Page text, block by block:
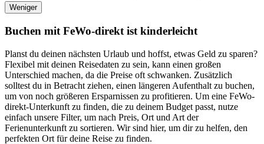
Weniger
Buchen mit FeWo-direkt ist kinderleicht
Planst du deinen nächsten Urlaub und hoffst, etwas Geld zu sparen?
Flexibel mit deinen Reisedaten zu sein, kann einen großen
Unterschied machen, da die Preise oft schwanken. Zusätzlich
solltest du in Betracht ziehen, einen längeren Aufenthalt zu buchen,
um von noch größeren Ersparnissen zu profitieren. Um eine FeWo-
direkt-Unterkunft zu finden, die zu deinem Budget passt, nutze
einfach unsere Filter, um nach Preis, Ort und Art der
Ferienunterkunft zu sortieren. Wir sind hier, um dir zu helfen, den
perfekten Ort für deine Reise zu finden.